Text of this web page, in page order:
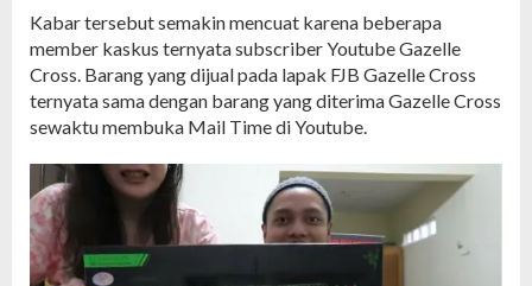
Kabar tersebut semakin mencuat karena beberapa
member kaskus ternyata subscriber Youtube Gazelle
Cross. Barang yang dijual pada lapak FJB Gazelle Cross
ternyata sama dengan barang yang diterima Gazelle Cross
sewaktu membuka Mail Time di Youtube.